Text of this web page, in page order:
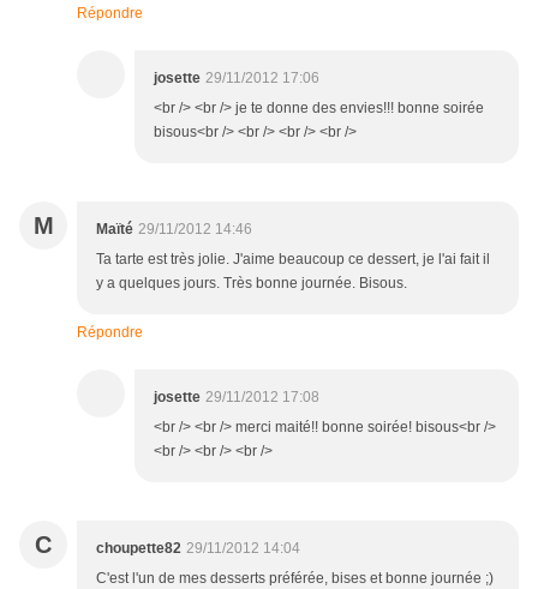
Répondre
josette 29/11/2012 17:06
<br /> <br /> je te donne des envies!!! bonne soirée
bisous<br /> <br /> <br /> <br />
M Maïté 29/11/2012 14:46
Ta tarte est très jolie. J'aime beaucoup ce dessert, je l'ai fait il
y a quelques jours. Très bonne journée. Bisous.
Répondre
josette 29/11/2012 17:08
<br /> <br /> merci maité!! bonne soirée! bisous<br />
<br /> <br /> <br />
C choupette82 29/11/2012 14:04
C'est l'un de mes desserts préférée, bises et bonne journée ;)